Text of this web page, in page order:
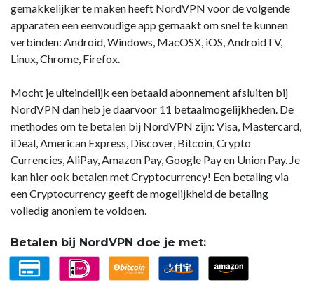
gemakkelijker te maken heeft NordVPN voor de volgende
apparaten een eenvoudige app gemaakt om snel te kunnen
verbinden: Android, Windows, MacOSX, iOS, AndroidTV,
Linux, Chrome, Firefox.
Mocht je uiteindelijk een betaald abonnement afsluiten bij
NordVPN dan heb je daarvoor 11 betaalmogelijkheden. De
methodes om te betalen bij NordVPN zijn: Visa, Mastercard,
iDeal, American Express, Discover, Bitcoin, Crypto
Currencies, AliPay, Amazon Pay, Google Pay en Union Pay. Je
kan hier ook betalen met Cryptocurrency! Een betaling via
een Cryptocurrency geeft de mogelijkheid de betaling
volledig anoniem te voldoen.
Betalen bij NordVPN doe je met: